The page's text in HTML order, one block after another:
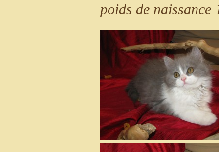
poids de naissance